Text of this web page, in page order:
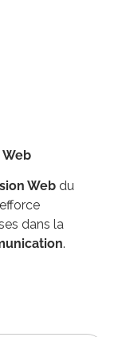
Web
Web du
dans la
.